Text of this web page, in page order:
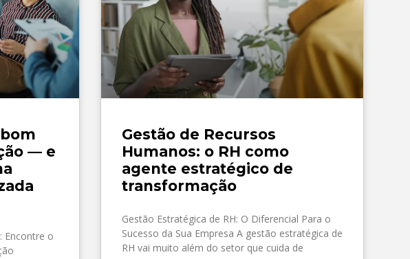
— e
Encontre o
Gestão de Recursos
Humanos: o RH como
agente estratégico de
transformação
Gestão Estratégica de RH: O Diferencial Para o
Sucesso da Sua Empresa A gestão estratégica de
RH vai muito além do setor que cuida de